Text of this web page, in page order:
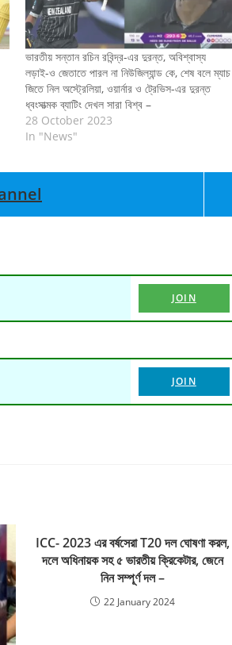
ভারতীয় সন্তান রচিন রবিন্দ্র-এর দুরন্ত, অবিশ্বাস্য
লড়াই-ও জেতাতে পারল না নিউজিল্যান্ড কে, শেষ বলে ম্যাচ
জিতে নিল অস্ট্রেলিয়া, ওয়ার্নার ও ট্রেভিস-এর দুরন্ত
ধ্বংসাত্মক ব্যাটিং দেখল সারা বিশ্ব –
28 October 2023
In "News"
JOIN
JOIN
ICC- 2023 এর বর্ষসেরা T20 দল ঘোষণা করল,
দলে অধিনায়ক সহ ৫ ভারতীয় ক্রিকেটার, জেনে
নিন সম্পূর্ণ দল –
22 January 2024